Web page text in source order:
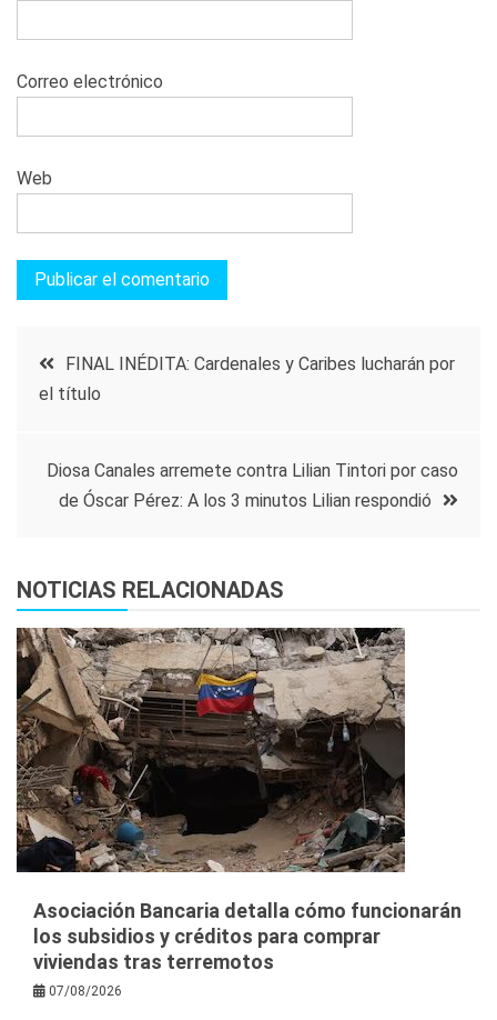
Correo electrónico
Web
Navegación
entradas
FINAL INÉDITA: Cardenales y Caribes lucharán por
el título
Diosa Canales arremete contra Lilian Tintori por caso
de Óscar Pérez: A los 3 minutos Lilian respondió
NOTICIAS RELACIONADAS
Asociación Bancaria detalla cómo funcionarán
los subsidios y créditos para comprar
viviendas tras terremotos
07/08/2026